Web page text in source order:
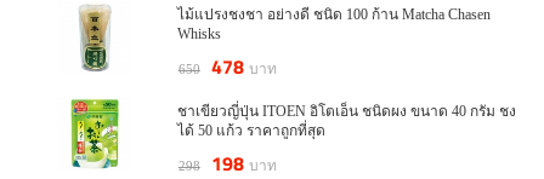
ไม้แปรงชงชา อย่างดี ชนิด 100 ก้าน Matcha Chasen
Whisks
650 478 บาท
ชาเขียวญี่ปุ่น ITOEN อิโตเอ็น ชนิดผง ขนาด 40 กรัม ชง
ได้ 50 แก้ว ราคาถูกที่สุด
298 198 บาท